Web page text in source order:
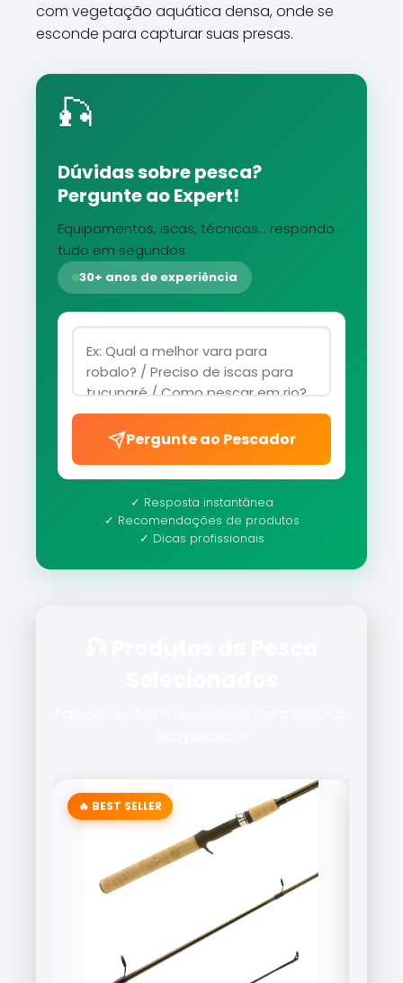
com vegetação aquática densa, onde se
esconde para capturar suas presas.
🎣
Dúvidas sobre pesca?
Pergunte ao Expert!
Equipamentos, iscas, técnicas... respondo
tudo em segundos
30+ anos de experiência
Pergunte ao Pescador
✓ Resposta instantânea
✓ Recomendações de produtos
✓ Dicas profissionais
🔥 BEST SELLER